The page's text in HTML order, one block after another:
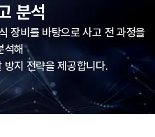
분석
장비를 바탕으로 사고 전 과정을
석해
지 전략을 제공합니다.